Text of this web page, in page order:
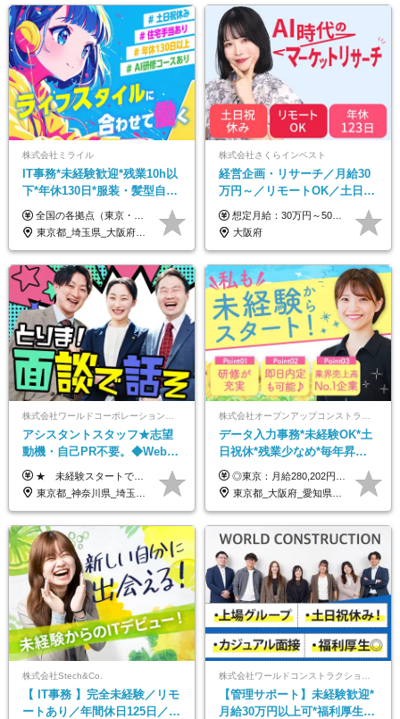
株式会社ミライル
IT事務*未経験歓迎*残業10h以
下*年休130日*服装・髪型自由
*AI研修あり*住宅手当あり*転
勤なし
全国の各拠点（東京・埼玉・新潟・福岡・大阪）で募集中！ 給与は以下の通り、勤務地により異なります。 新潟勤務の場合 201,000円〜201,000円（試用期間変更なし）＋賞与 東京・埼玉勤務の場合 225,000円〜250,000円（試用期間 220,000円）＋賞与 福岡勤務の場合 182,000円〜220,000円（試用期間182,000円）＋賞与 大阪勤務の場合 210,000円〜210,000円（試用期間変更なし）＋賞与 初年度想定年収：280～300万円 ※残業代は全額支給します（1分単位でお支払いします） ※試用期間6ヵ月。試用期間中でも条件変わらず。 ※土日祝含めた勤務可能な方は、土日手当10,000円（毎月）を別途支給。
東京都_埼玉県_大阪府_新潟県_福岡県
株式会社さくらインベスト
経営企画・リサーチ／月給30
万円～／リモートOK／土日祝
休み／生成AIを活用できる方
歓迎
想定月給：30万円～50万円程度＋各種手当＋賞与年2回 ※想定年収：400万円～600万円 ※経験・能力等考慮の上、規定により優遇 ※上記月給には固定残業代を含みます。固定残業代は、時間外労働の有無に関わらず月10時間分（月2.2万円（月収30万円の場合）～3.6万円（月収50万円の場合））を支給し、超過分は追加で支給します ※試用期間2ヶ月（待遇に差異なし） 【固定残業代について】 固定残業10時間分（22,000円～36,000円）を含む ※超過分は別途全額支給
大阪府
アシスタントスタッフ★志望
動機・自己PR不要。◆Web面
談OK◆完全週休2日◆年収700
万円可/p13
★ 未経験スタートでも月収40万円以上も目指せます！ ★ ★ 試用期間6か月あり／給与・待遇に変更なし ★ ＼パターン①orパターン②で給与形態の選択が可能／ ＜パターン①＞ 月給+交通費+（残業代は全額別途支給） 【首都圏・関東・北信越】 月給30.0万円以上 【関西】 月給27.5万円以上 【中部】 月給26.5万円以上 【東北】 月給24.5万円以上 【北海道】 月給24.0万円以上 【九州・中四国】 月給25.5万円以上 ＜パターン②＞ 月給（固定残業代20H含む）+交通費+賞与年2回+残業代 （※20H場合を超過した場合は全額別途支給） 【首都圏・関東・北信越】 月給25.0万円以上 【関 西・中部】 月給24.5万円以上 【東 北・北海道・九州・中四国】 月給23.5万円以上 ※上記給与には固定残業代（月20H分）を含みます 固定残業代は残業の有無に関わらず支給し、超過分は別途全額支給いたします ①②の給与形態はご本人様と相談の上、最終的に会社が決定いたします （内定時に通知） ■給与改定年1回 ■(※)賞与年2回（昨年度支給実績2回／頑張りを評価） (※)支給条件に規定あり
東京都_神奈川県_埼玉県_千葉県_大阪府_愛知県_北海道_青森県_岩手県_宮城県_秋田県_山形県_福島県_茨城県_栃木県_群馬県_新潟県_山梨県_長野県_富山県_石川県_福井県_静岡県_岐阜県_三重県_兵庫県_京都府_滋賀県_奈良県_和歌山県_広島県_岡山県_鳥取県_島根県_山口県_徳島県_香川県_愛媛県_高知県_福岡県_佐賀県_長崎県_大分県_宮崎県_鹿児島県_沖縄県
データ入力事務*未経験OK*土
日祝休*残業少なめ*毎年昇給
あり*面接1回*月収37万円可/o
◎東京：月給280,202円～402,430円 ◎大阪：月給269,824円～392,052円 ◎名古屋：月給285,967円～408,195円 ◎その他：月給265,212円～387,440円 ※試用期間3か月／待遇は研修期間中のみ変更あり （東京：23.9万円～、大阪：月給23.4万円～、名古屋：月給24.2万円～、その他：月給23.1万円～） ※固定残業代（配属後に支給）・一律手当を含む ※固定残業代は残業がない場合も支給し、超過分は別途支給する ※年齢、経験、能力を考慮し、支給額を決定します。
東京都_大阪府_愛知県_北海道_宮城県_新潟県_石川県_静岡県_広島県_福岡県_沖縄県
株式会社Stech&Co.
【 IT事務 】完全未経験／リモ
ートあり／年間休日125日／残
【管理サポート】未経験歓迎*
月給30万円以上可*福利厚生が